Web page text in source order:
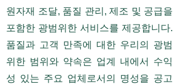
원자재 조달, 품질 관리, 제조 및 공급을
포함한 광범위한 서비스를 제공합니다.
품질과 고객 만족에 대한 우리의 광범
위한 범위와 약속은 업계 내에서 수익
성 있는 주요 업체로서의 명성을 공고